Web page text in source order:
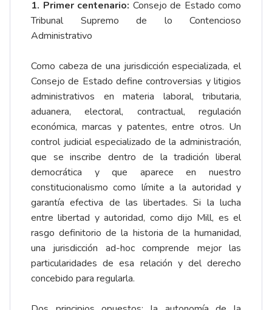
1. Primer centenario: Consejo de Estado como
Tribunal Supremo de lo Contencioso
Administrativo
Como cabeza de una jurisdicción especializada, el
Consejo de Estado define controversias y litigios
administrativos en materia laboral, tributaria,
aduanera, electoral, contractual, regulación
económica, marcas y patentes, entre otros. Un
control judicial especializado de la administración,
que se inscribe dentro de la tradición liberal
democrática y que aparece en nuestro
constitucionalismo como límite a la autoridad y
garantía efectiva de las libertades. Si la lucha
entre libertad y autoridad, como dijo Mill, es el
rasgo definitorio de la historia de la humanidad,
una jurisdicción ad-hoc comprende mejor las
particularidades de esa relación y del derecho
concebido para regularla.